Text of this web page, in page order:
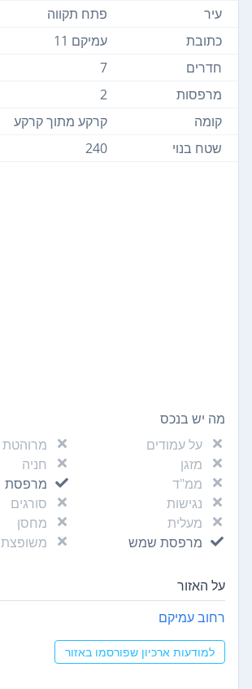
עיר
פתח תקווה
כתובת
עמיקם 11
חדרים
7
מרפסות
2
קומה
קרקע מתוך קרקע
שטח בנוי
240
מה יש בנכס
על עמודים
מרוהטת
מזגן
חניה
ממ"ד
מרפסת
נגישות
סורגים
מעלית
מחסן
מרפסת שמש
משופצת
על האזור
רחוב עמיקם
למודעות ארכיון שפורסמו באזור